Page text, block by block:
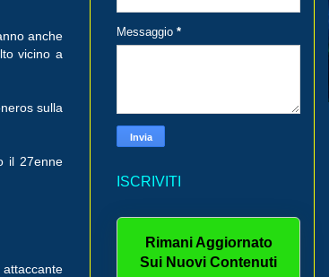
anche
vicino a
sulla
il 27enne
attaccante
Messaggio *
ISCRIVITI
Rimani Aggiornato
Sui Nuovi Contenuti